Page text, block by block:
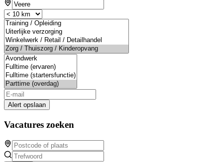
Alert opslaan
Vacatures zoeken